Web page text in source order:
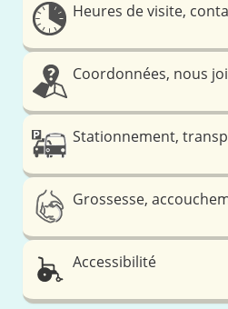
Heures de visite,
Coordonnées, nous
Stationnement,
Grossesse,
Accessibilité